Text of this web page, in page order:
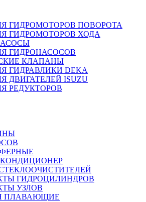
ГИДРОМОТОРОВ ПОВОРОТА
ГИДРОМОТОРОВ ХОДА
ГИДРОНАСОСОВ
КЛАПАНЫ
ГИДРАВЛИКИ DEKA
ДВИГАТЕЛЕЙ ISUZU
РЕДУКТОРОВ
ГИДРОЦИЛИНДРОВ
УЗЛОВ
ПЛАВАЮЩИЕ